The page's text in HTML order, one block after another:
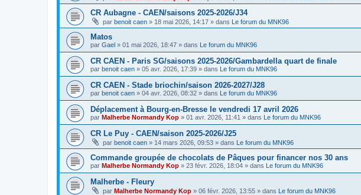
CR Aubagne - CAEN/saisons 2025-2026/J34
par benoit caen » 18 mai 2026, 14:17 » dans Le forum du MNK96
Matos
par Gael » 01 mai 2026, 18:47 » dans Le forum du MNK96
CR CAEN - Paris SG/saisons 2025-2026/Gambardella quart de finale
par benoit caen » 05 avr. 2026, 17:39 » dans Le forum du MNK96
CR CAEN - Stade briochin/saison 2026-2027/J28
par benoit caen » 04 avr. 2026, 08:32 » dans Le forum du MNK96
Déplacement à Bourg-en-Bresse le vendredi 17 avril 2026
par Malherbe Normandy Kop » 01 avr. 2026, 11:41 » dans Le forum du MNK96
CR Le Puy - CAEN/saison 2025-2026/J25
par benoit caen » 14 mars 2026, 09:53 » dans Le forum du MNK96
Commande groupée de chocolats de Pâques pour financer nos 30 ans
par Malherbe Normandy Kop » 23 févr. 2026, 18:04 » dans Le forum du MNK96
Malherbe - Fleury
par Malherbe Normandy Kop » 06 févr. 2026, 13:55 » dans Le forum du MNK96